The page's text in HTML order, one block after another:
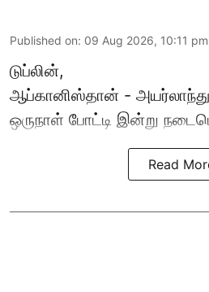
Published on: 09 Aug 2026, 10:11 pm
டுப்லின்,
ஆப்கானிஸ்தான் - அயர்லாந்து
ஒருநாள் போட்டி இன்று
Read